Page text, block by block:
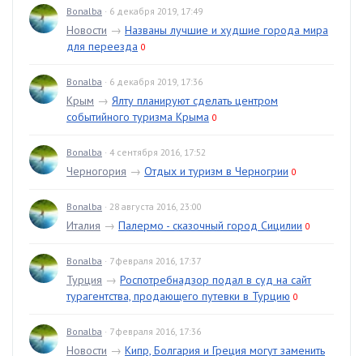
Bonalba · 6 декабря 2019, 17:49
Новости → Названы лучшие и худшие города мира
для переезда 0
Bonalba · 6 декабря 2019, 17:36
Крым → Ялту планируют сделать центром
событийного туризма Крыма 0
Bonalba · 4 сентября 2016, 17:52
Черногория → Отдых и туризм в Черногрии 0
Bonalba · 28 августа 2016, 23:00
Италия → Палермо - сказочный город Сицилии 0
Bonalba · 7 февраля 2016, 17:37
Турция → Роспотребнадзор подал в суд на сайт
турагентства, продающего путевки в Турцию 0
Bonalba · 7 февраля 2016, 17:36
Новости → Кипр, Болгария и Греция могут заменить